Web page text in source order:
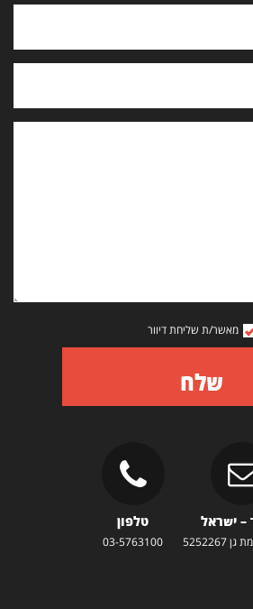
מאשר/ת שליחת דיוור
שלח
– ישראל טלפון
03-5763100